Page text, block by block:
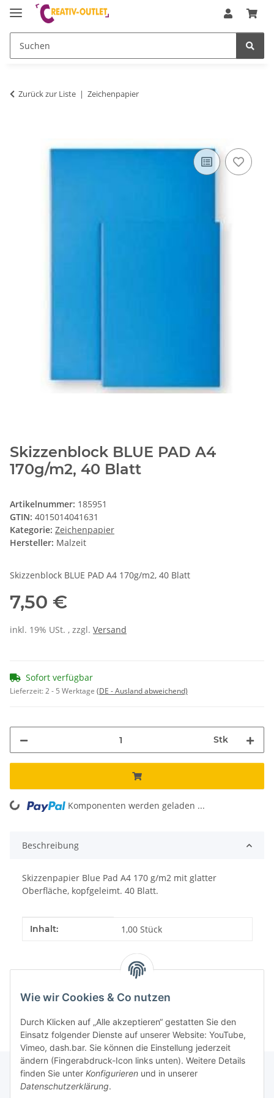
Wie wir Cookies & Co nutzen
Durch Klicken auf „Alle akzeptieren“ gestatten Sie den
Einsatz folgender Dienste auf unserer Website: YouTube,
Vimeo, dash.bar. Sie können die Einstellung jederzeit
ändern (Fingerabdruck-Icon links unten). Weitere Details
finden Sie unter Konfigurieren und in unserer
Datenschutzerklärung.
Zurück zur Liste Zeichenpapier
Skizzenblock BLUE PAD A4
170g/m2, 40 Blatt
Artikelnummer: 185951
GTIN: 4015014041631
Kategorie: Zeichenpapier
Hersteller: Malzeit
Skizzenblock BLUE PAD A4 170g/m2, 40 Blatt
7,50 €
inkl. 19% USt. , zzgl. Versand
Sofort verfügbar
Lieferzeit:2 - 5 Werktage (DE - Ausland abweichend)
Stk
Loading... Komponenten werden geladen ...
Beschreibung
Skizzenpapier Blue Pad A4 170 g/m2 mit glatter
Oberfläche, kopfgeleimt. 40 Blatt.
Produkteigenschaft
Wert
Inhalt: 1,00 Stück